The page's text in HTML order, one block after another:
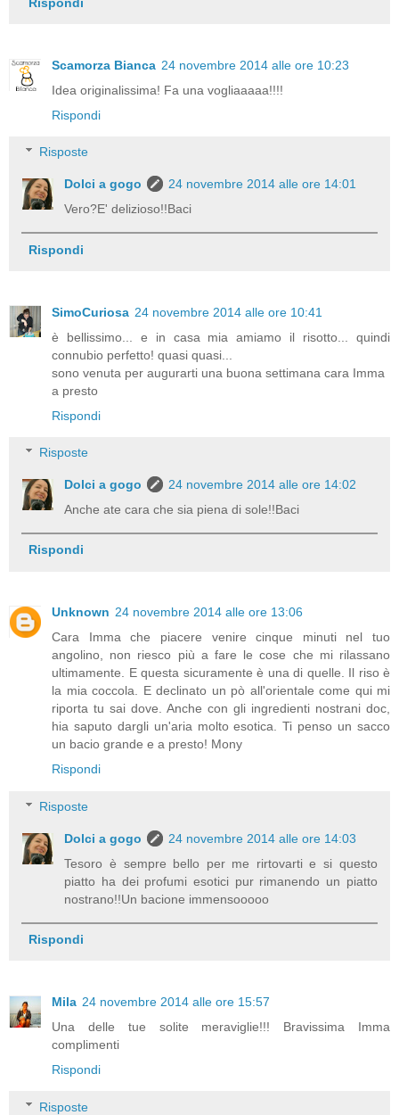
Scamorza Bianca 24 novembre 2014 alle ore 10:23
Idea originalissima! Fa una vogliaaaaa!!!!
Rispondi
Risposte
Dolci a gogo
24 novembre 2014 alle ore 14:01
Vero?E' delizioso!!Baci
Rispondi
SimoCuriosa 24 novembre 2014 alle ore 10:41
è bellissimo... e in casa mia amiamo il risotto... quindi
connubio perfetto! quasi quasi...
sono venuta per augurarti una buona settimana cara Imma
a presto
Rispondi
Risposte
Dolci a gogo
24 novembre 2014 alle ore 14:02
Anche ate cara che sia piena di sole!!Baci
Rispondi
Unknown 24 novembre 2014 alle ore 13:06
Cara Imma che piacere venire cinque minuti nel tuo
angolino, non riesco più a fare le cose che mi rilassano
ultimamente. E questa sicuramente è una di quelle. Il riso è
la mia coccola. E declinato un pò all'orientale come qui mi
riporta tu sai dove. Anche con gli ingredienti nostrani doc,
hia saputo dargli un'aria molto esotica. Ti penso un sacco
un bacio grande e a presto! Mony
Rispondi
Risposte
Dolci a gogo
24 novembre 2014 alle ore 14:03
Tesoro è sempre bello per me rirtovarti e si questo
piatto ha dei profumi esotici pur rimanendo un piatto
nostrano!!Un bacione immensooooo
Rispondi
Mila 24 novembre 2014 alle ore 15:57
Una delle tue solite meraviglie!!! Bravissima Imma
complimenti
Rispondi
Risposte